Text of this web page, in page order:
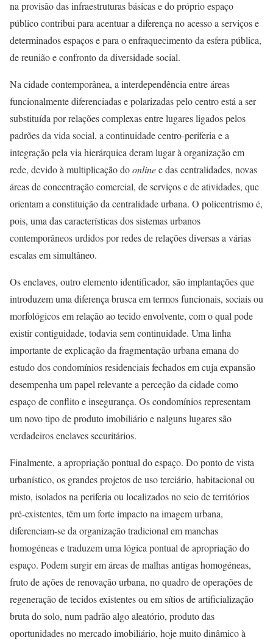
na provisão das infraestruturas básicas e do próprio espaço
público contribui para acentuar a diferença no acesso a serviços e
determinados espaços e para o enfraquecimento da esfera pública,
de reunião e confronto da diversidade social.
Na cidade contemporânea, a interdependência entre áreas
funcionalmente diferenciadas e polarizadas pelo centro está a ser
substituída por relações complexas entre lugares ligados pelos
padrões da vida social, a continuidade centro-periferia e a
integração pela via hierárquica deram lugar à organização em
rede, devido à multiplicação doonlinee das centralidades, novas
áreas de concentração comercial, de serviços e de atividades, que
orientam a constituição da centralidade urbana. O policentrismo é,
pois, uma das características dos sistemas urbanos
contemporâneos urdidos por redes de relações diversas a várias
escalas em simultâneo.
Os enclaves, outro elemento identificador, são implantações que
introduzem uma diferença brusca em termos funcionais, sociais ou
morfológicos em relação ao tecido envolvente, com o qual pode
existir contiguidade, todavia sem continuidade. Uma linha
importante de explicação da fragmentação urbana emana do
estudo dos condomínios residenciais fechados em cuja expansão
desempenha um papel relevante a perceção da cidade como
espaço de conflito e insegurança. Os condomínios representam
um novo tipo de produto imobiliário e nalguns lugares são
verdadeiros enclaves securitários.
Finalmente, a apropriação pontual do espaço. Do ponto de vista
urbanístico, os grandes projetos de uso terciário, habitacional ou
misto, isolados na periferia ou localizados no seio de territórios
pré-existentes, têm um forte impacto na imagem urbana,
diferenciam-se da organização tradicional em manchas
homogéneas e traduzem uma lógica pontual de apropriação do
espaço. Podem surgir em áreas de malhas antigas homogéneas,
fruto de ações de renovação urbana, no quadro de operações de
regeneração de tecidos existentes ou em sítios de artificialização
bruta do solo, num padrão algo aleatório, produto das
oportunidades no mercado imobiliário, hoje muito dinâmico à